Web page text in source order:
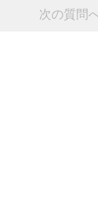
次の質問